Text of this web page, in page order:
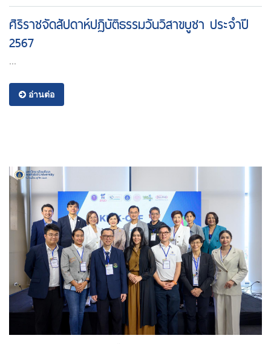
ศิริราชจัดสัปดาห์ปฏิบัติธรรมวันวิสาขบูชา ประจำปี
2567
...
อ่านต่อ